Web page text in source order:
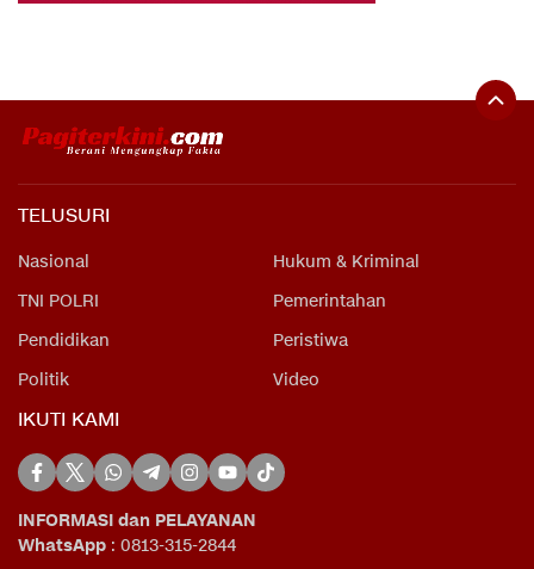
TELUSURI
Nasional
Hukum & Kriminal
TNI POLRI
Pemerintahan
Pendidikan
Peristiwa
Politik
Video
IKUTI KAMI
INFORMASI dan PELAYANAN
WhatsApp : 0813-315-2844